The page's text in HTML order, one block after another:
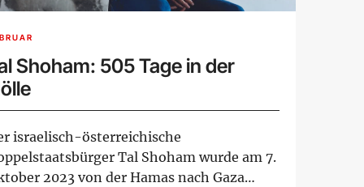
Shoham: 505 Tage in der
israelisch-österreichische
Tal Shoham wurde am 7.
2023 von der Hamas nach Gaza